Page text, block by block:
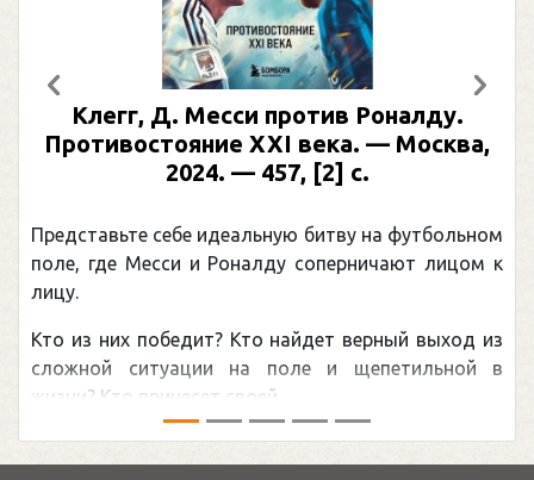
Клегг, Д. Месси против Роналду.
Противостояние XXI века. — Москва,
2024. — 457, [2] с.
Представьте себе идеальную битву на футбольном
поле, где Месси и Роналду соперничают лицом к
лицу.
Кто из них победит? Кто найдет верный выход из
сложной ситуации на поле и щепетильной в
жизни? Кто принесет своей ...
Предыдущий